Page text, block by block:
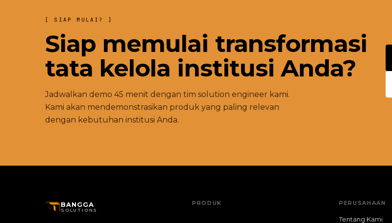
[ SIAP MULAI? ]
Siap memulai transformasi
tata kelola institusi Anda?
Jadwalkan demo 45 menit dengan tim solution engineer kami.
Kami akan mendemonstrasikan produk yang paling relevan
dengan kebutuhan institusi Anda.
BANGGA
SOLUTIONS
PRODUK PERUSAHAAN
Tentang Kami